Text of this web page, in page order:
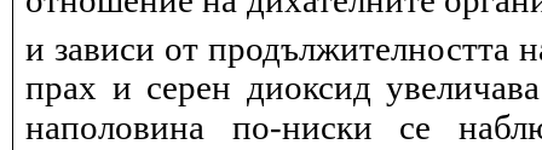
и зависи от продължителността
прах и серен диоксид
наполовина по-ниски се